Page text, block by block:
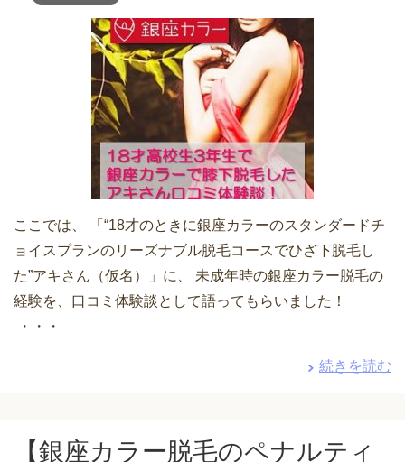
ここでは、 「“18才のときに銀座カラーのスタンダードチ
ョイスプランのリーズナブル脱毛コースでひざ下脱毛し
た”アキさん（仮名）」に、 未成年時の銀座カラー脱毛の
経験を、口コミ体験談として語ってもらいました！
・・・
続きを読む
【銀座カラー脱毛のペナルティ